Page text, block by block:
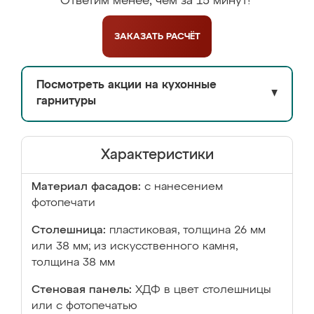
ЗАКАЗАТЬ РАСЧЁТ
Посмотреть акции на кухонные
гарнитуры
▼
Характеристики
Материал фасадов: с нанесением
фотопечати
Столешница: пластиковая, толщина 26 мм
или 38 мм; из искусственного камня,
толщина 38 мм
Стеновая панель: ХДФ в цвет столешницы
или с фотопечатью